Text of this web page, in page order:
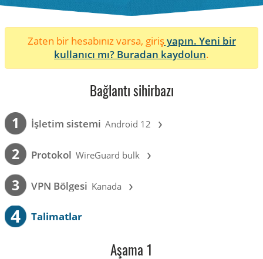
Zaten bir hesabınız varsa, girişyapın. Yeni bir
kullanıcı mı? Buradan kaydolun.
Bağlantı sihirbazı
1 İşletim sistemi Android 12 ›
2 Protokol WireGuard bulk ›
3 VPN Bölgesi Kanada ›
4 Talimatlar
Aşama 1